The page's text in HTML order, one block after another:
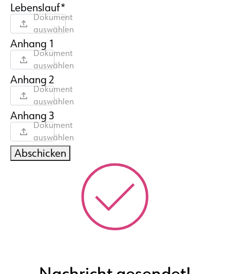
Lebenslauf*
Dokument
auswählen
Anhang 1
Dokument
auswählen
Anhang 2
Dokument
auswählen
Anhang 3
Dokument
auswählen
Abschicken